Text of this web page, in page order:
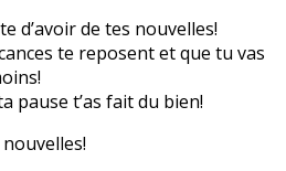
d’avoir de tes nouvelles!
te reposent et que tu vas
pause t’as fait du bien!